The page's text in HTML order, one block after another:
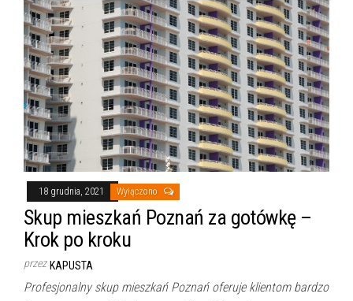
18 grudnia, 2021 Wyłączono
Skup mieszkań Poznań za gotówkę –
Krok po kroku
przez KAPUSTA
Profesjonalny skup mieszkań Poznań oferuje klientom bardzo